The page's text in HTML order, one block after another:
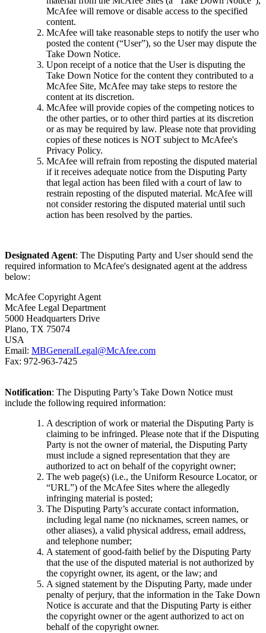
McAfee will remove or disable access to the specified
content.
McAfee will take reasonable steps to notify the user who
posted the content (“User”), so the User may dispute the
Take Down Notice.
Upon receipt of a notice that the User is disputing the
Take Down Notice for the content they contributed to a
McAfee Site, McAfee may take steps to restore the
content at its discretion.
McAfee will provide copies of the competing notices to
the other parties, or to other third parties at its discretion
or as may be required by law. Please note that providing
copies of these notices is NOT subject to McAfee's
Privacy Policy.
McAfee will refrain from reposting the disputed material
if it receives adequate notice from the Disputing Party
that legal action has been filed with a court of law to
restrain reposting of the disputed material. McAfee will
not consider restoring the disputed material until such
action has been resolved by the parties.
Designated Agent: The Disputing Party and User should send the
required information to McAfee's designated agent at the address
below:
McAfee Copyright Agent
McAfee Legal Department
5000 Headquarters Drive
Plano, TX 75074
USA
Email: MBGeneralLegal@McAfee.com
Fax: 972-963-7425
Notification: The Disputing Party’s Take Down Notice must
include the following required information:
A description of work or material the Disputing Party is
claiming to be infringed. Please note that if the Disputing
Party is not the owner of material, the Disputing Party
must include a signed representation that they are
authorized to act on behalf of the copyright owner;
The web page(s) (i.e., the Uniform Resource Locator, or
“URL”) of the McAfee Sites where the allegedly
infringing material is posted;
The Disputing Party’s accurate contact information,
including legal name (no nicknames, screen names, or
other aliases), a valid physical address, email address,
and telephone number;
A statement of good-faith belief by the Disputing Party
that the use of the disputed material is not authorized by
the copyright owner, its agent, or the law; and
A signed statement by the Disputing Party, made under
penalty of perjury, that the information in the Take Down
Notice is accurate and that the Disputing Party is either
the copyright owner or the agent authorized to act on
behalf of the copyright owner.